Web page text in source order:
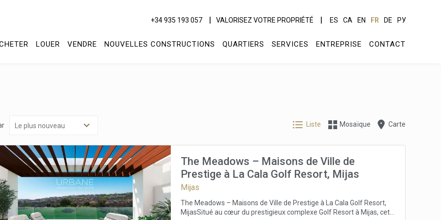
+34 935 193 057 VALORISEZ VOTRE PROPRIÉTÉ ES CA EN FR DE РУ
LOUER VENDRE NOUVELLES CONSTRUCTIONS QUARTIERS SERVICES ENTREPRISE CONTACT
Liste Mosaïque Carte
The Meadows – Maisons de Ville de
Prestige à La Cala Golf Resort, Mijas
Mijas
The Meadows – Maisons de Ville de Prestige à La Cala Golf Resort,
MijasSitué au cœur du prestigieux complexe Golf Resort à Mijas, cet
les cookies